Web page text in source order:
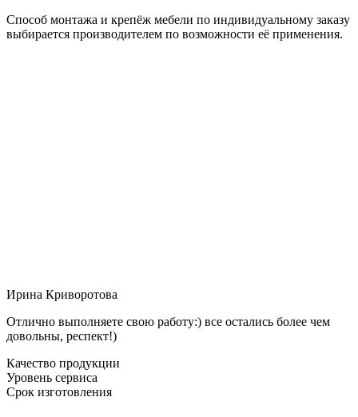
Способ монтажа и крепёж мебели по индивидуальному заказу
выбирается производителем по возможности её применения.
Ирина Криворотова
Отлично выполняете свою работу:) все остались более чем
довольны, респект!)
Качество продукции
Уровень сервиса
Срок изготовления